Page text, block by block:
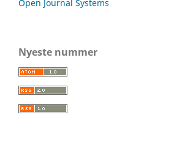
Open Journal Systems
Nyeste nummer